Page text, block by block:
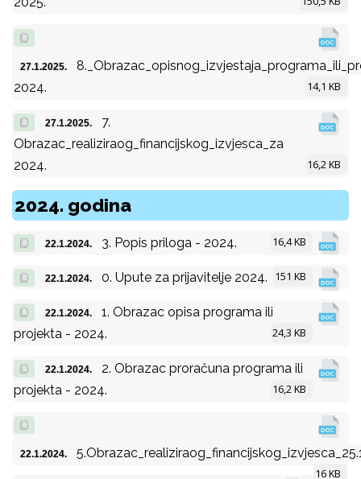
27.1.2025.
2024.
14,1 KB
27.1.2025.
7.
Obrazac_realiziraog_financijskog_izvjesca_za
2024.
16,2 KB
2024. godina
22.1.2024. 3. Popis priloga - 2024. 16,4 KB
22.1.2024. 0. Upute za prijavitelje 2024. 151 KB
22.1.2024.
1. Obrazac opisa programa ili
projekta - 2024.
24,3 KB
22.1.2024.
2. Obrazac proračuna programa ili
projekta - 2024.
16,2 KB
22.1.2024.
16 KB